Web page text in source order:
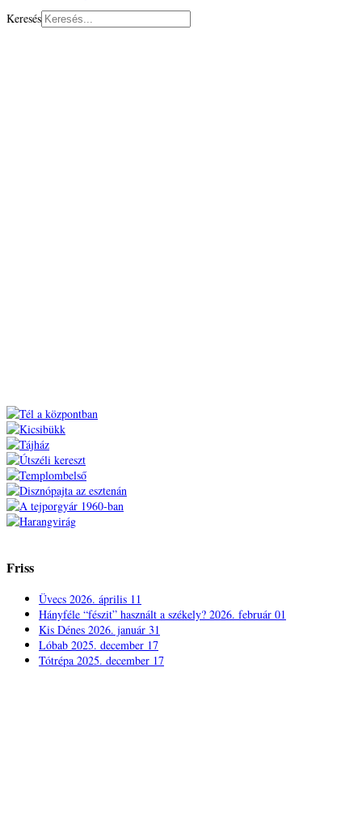
Keresés
Friss
Üvecs 2026. április 11
Hányféle “fészit” használt a székely? 2026. február 01
Kis Dénes 2026. január 31
Lóbab 2025. december 17
Tótrépa 2025. december 17